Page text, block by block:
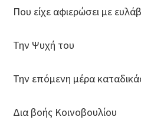
Που είχε αφιερώσει με
Την Ψυχή του
Την επόμενη μέρα
Δια βοής Κοινοβουλίου